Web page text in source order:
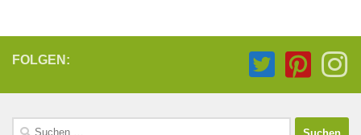
FOLGEN:
Suchen